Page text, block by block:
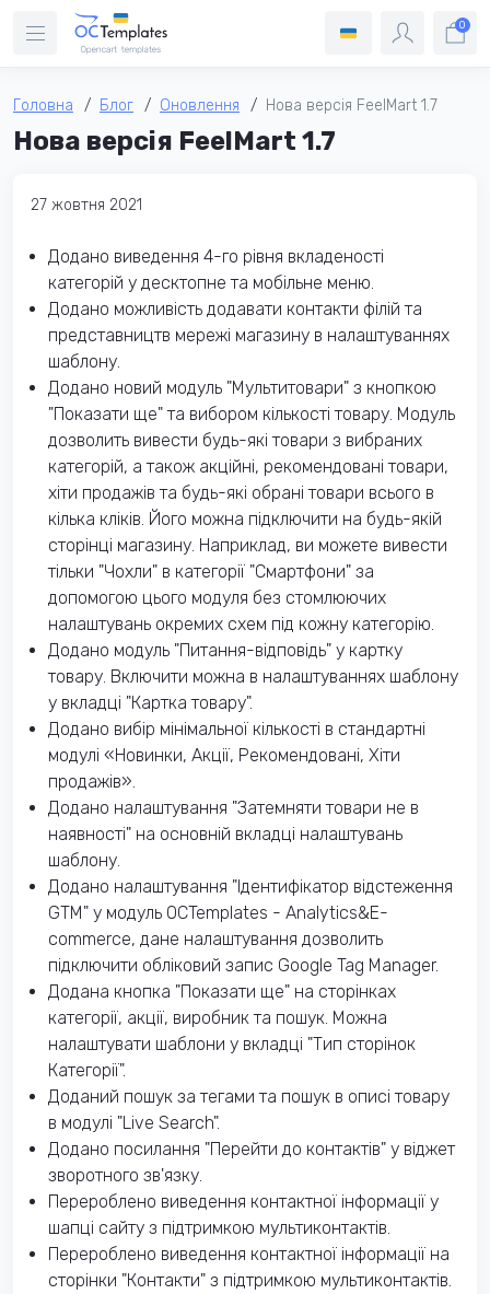
0
Головна Блог Оновлення Нова версія FeelMart 1.7
Нова версія FeelMart 1.7
27 жовтня 2021
Додано виведення 4-го рівня вкладеності
категорій у десктопне та мобільне меню.
Додано можливість додавати контакти філій та
представництв мережі магазину в налаштуваннях
шаблону.
Додано новий модуль "Мультитовари" з кнопкою
"Показати ще" та вибором кількості товару. Модуль
дозволить вивести будь-які товари з вибраних
категорій, а також акційні, рекомендовані товари,
хіти продажів та будь-які обрані товари всього в
кілька кліків. Його можна підключити на будь-якій
сторінці магазину. Наприклад, ви можете вивести
тільки "Чохли" в категорії "Смартфони" за
допомогою цього модуля без стомлюючих
налаштувань окремих схем під кожну категорію.
Додано модуль "Питання-відповідь" у картку
товару. Включити можна в налаштуваннях шаблону
у вкладці "Картка товару".
Додано вибір мінімальної кількості в стандартні
модулі «Новинки, Акції, Рекомендовані, Хіти
продажів».
Додано налаштування "Затемняти товари не в
наявності" на основній вкладці налаштувань
шаблону.
Додано налаштування "Ідентифікатор відстеження
GTM" у модуль OCTemplates - Analytics&E-
commerce, дане налаштування дозволить
підключити обліковий запис Google Tag Manager.
Додана кнопка "Показати ще" на сторінках
категорії, акції, виробник та пошук. Можна
налаштувати шаблони у вкладці "Тип сторінок
Категорії".
Доданий пошук за тегами та пошук в описі товару
в модулі "Live Search".
Додано посилання "Перейти до контактів" у віджет
зворотного зв'язку.
Перероблено виведення контактної інформації у
шапці сайту з підтримкою мультиконтактів.
Перероблено виведення контактної інформації на
сторінки "Контакти" з підтримкою мультиконтактів.